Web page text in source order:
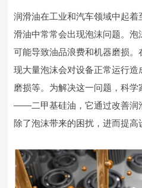
润滑油在工业和汽车领域中起
滑油中常常会出现泡沫问题。
可能导致油品浪费和机器磨损。
现大量泡沫会对设备正常运行造
磨损等。为解决这一问题，科
——二甲基硅油，它通过改善润
除了泡沫带来的困扰，进而提高